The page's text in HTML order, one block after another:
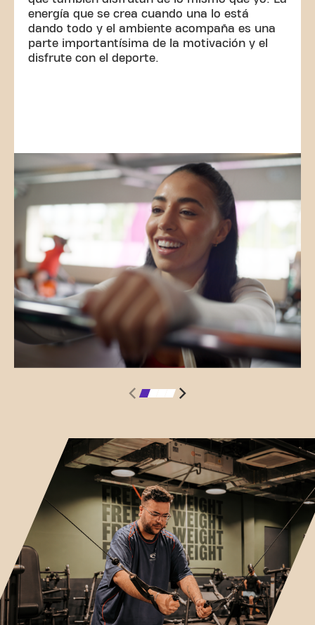
energía que se crea cuando una lo está
dando todo y el ambiente acompaña es una
parte importantísima de la motivación y el
disfrute con el deporte.